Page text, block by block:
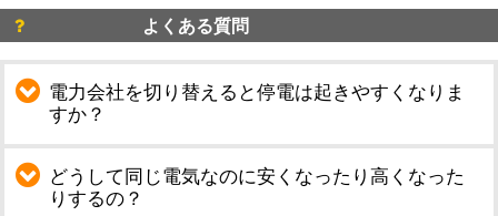
よくある質問
電力会社を切り替えると停電は起きやすくなりま
すか？
どうして同じ電気なのに安くなったり高くなった
りするの？